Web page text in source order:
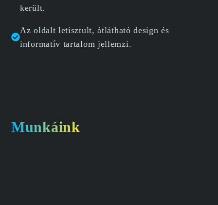
került.
Az oldalt letisztult, átlátható design és
informatív tartalom jellemzi.
Munkáink